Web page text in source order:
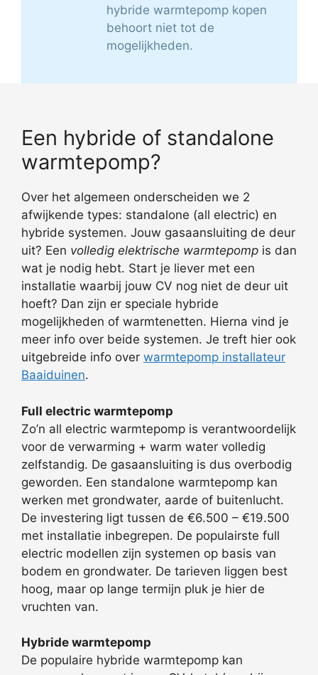
hybride warmtepomp kopen
behoort niet tot de
mogelijkheden.
Een hybride of standalone
warmtepomp?
Over het algemeen onderscheiden we 2
afwijkende types: standalone (all electric) en
hybride systemen. Jouw gasaansluiting de deur
uit? Een volledig elektrische warmtepomp is dan
wat je nodig hebt. Start je liever met een
installatie waarbij jouw CV nog niet de deur uit
hoeft? Dan zijn er speciale hybride
mogelijkheden of warmtenetten. Hierna vind je
meer info over beide systemen. Je treft hier ook
uitgebreide info over warmtepomp installateur
Baaiduinen.
Full electric warmtepomp
Zo’n all electric warmtepomp is verantwoordelijk
voor de verwarming + warm water volledig
zelfstandig. De gasaansluiting is dus overbodig
geworden. Een standalone warmtepomp kan
werken met grondwater, aarde of buitenlucht.
De investering ligt tussen de €6.500 – €19.500
met installatie inbegrepen. De populairste full
electric modellen zijn systemen op basis van
bodem en grondwater. De tarieven liggen best
hoog, maar op lange termijn pluk je hier de
vruchten van.
Hybride warmtepomp
De populaire hybride warmtepomp kan